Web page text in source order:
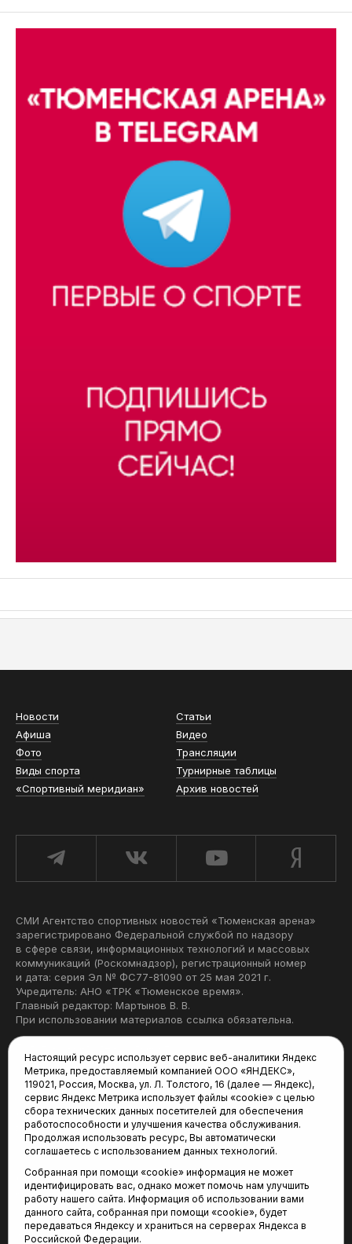
Новости
Статьи
Афиша
Видео
Фото
Трансляции
Виды спорта
Турнирные таблицы
«Спортивный меридиан»
Архив новостей
СМИ Агентство спортивных новостей «Тюменская арена»
зарегистрировано Федеральной службой по надзору
в сфере связи, информационных технологий и массовых
коммуникаций (Роскомнадзор), регистрационный номер
и дата: серия Эл № ФС77-81090 от 25 мая 2021 г.
Учредитель: АНО «ТРК «Тюменское время».
Главный редактор: Мартынов В. В.
При использовании материалов ссылка обязательна.
Редакция:
625035, Тюмень, пр. Геологоразведчиков, 28А
(3452) 68-22-28
tum-arena@mail.ru
Отдел продаж:
(3452) 68-89-78
kotovaev@sibinformburo.ru
Настоящий ресурс использует сервис веб-аналитики Яндекс
Метрика, предоставляемый компанией ООО «ЯНДЕКС»,
119021, Россия, Москва, ул. Л. Толстого, 16 (далее — Яндекс),
сервис Яндекс Метрика использует файлы «cookie» с целью
сбора технических данных посетителей для обеспечения
работоспособности и улучшения качества обслуживания.
Продолжая использовать ресурс, Вы автоматически
соглашаетесь с использованием данных технологий.
Собранная при помощи «cookie» информация не может
идентифицировать вас, однако может помочь нам улучшить
работу нашего сайта. Информация об использовании вами
данного сайта, собранная при помощи «cookie», будет
передаваться Яндексу и храниться на серверах Яндекса в
Российской Федерации.